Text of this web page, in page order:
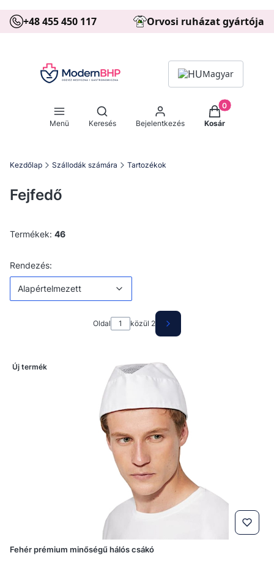
+48 455 450 117 Orvosi ruházat gyártója
Magyar
Menü
Kereső megnyitása
Keresés Bejelentkezés
Termékek a
Kosár
Kezdőlap Szállodák számára Tartozékok
Fejfedő
Termékek: 46
Termékek listája
Rendezés:
Alapértelmezett
Oldal közül 2 Következő termékek
Új termék
Fehér prémium minőségű hálós csákó